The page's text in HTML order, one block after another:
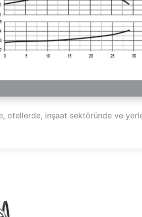
otellerde, inşaat sektöründe ve